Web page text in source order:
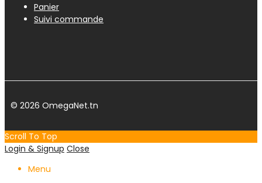
Panier
Suivi commande
© 2026 OmegaNet.tn
Scroll To Top
Login & Signup Close
Menu